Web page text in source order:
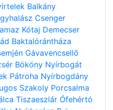
Balkány
Csenger
Kótaj Demecser
Baktalórántháza
Gávavencsellő
Bököny Nyírbogát
Pátroha Nyírbogdány
Szakoly Porcsalma
Tiszaeszlár Ófehértó